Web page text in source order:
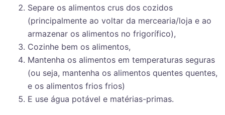
Separe os alimentos crus dos cozidos
(principalmente ao voltar da mercearia/loja e ao
armazenar os alimentos no frigorífico),
Cozinhe bem os alimentos,
Mantenha os alimentos em temperaturas seguras
(ou seja, mantenha os alimentos quentes quentes,
e os alimentos frios frios)
E use água potável e matérias-primas.